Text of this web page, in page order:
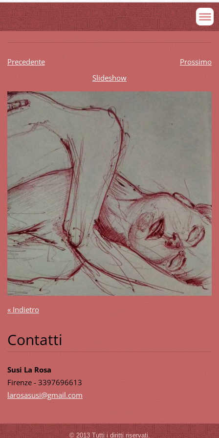
Precedente
Prossimo
Slideshow
« Indietro
Contatti
Susi La Rosa
Firenze - 3397696613
larosasusi@gmail.com
© 2013 Tutti i diritti riservati.